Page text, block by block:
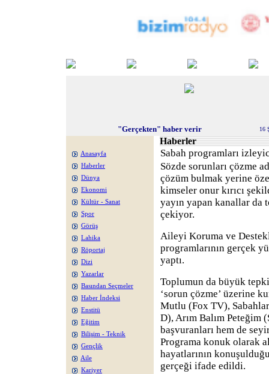
"Gerçekten" haber verir 16
Anasayfa
Haberler
Dünya
Ekonomi
Kültür - Sanat
Spor
Görüş
Lahika
Röportaj
Dizi
Yazarlar
Basından Seçmeler
Haber İndeksi
Enstitü
Eğitim
Bilişim - Teknik
Gençlik
Aile
Kariyer
Haberler
Sabah programları
Sözde sorunları çözme
çözüm bulmak yerine
kimseler onur kırıcı
yayın yapan kanallar
çekiyor.
Aileyi Koruma ve
programlarının gerçek
yaptı.
Toplumun da büyük
‘sorun çözme’ üzerine
Mutlu (Fox TV),
D), Arım Balım Peteğim
başvuranları hem de
Programa konuk olarak
hayatlarının
gerçeği ifade edildi.